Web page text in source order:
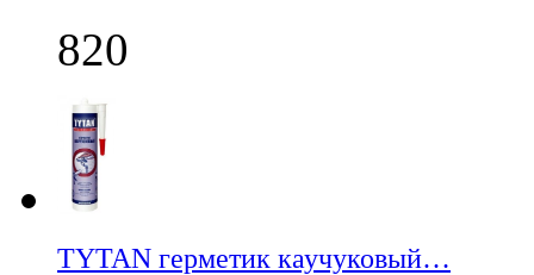
820
TYTAN герметик каучуковый…